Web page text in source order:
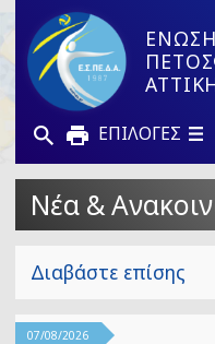
ΕΠΙΛΟΓΕΣ
Νέα &
Διαβάστε επίσης
07/08/2026